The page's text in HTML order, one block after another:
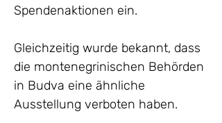
Spendenaktionen ein.
Gleichzeitig wurde bekannt, dass
die montenegrinischen Behörden
in Budva eine ähnliche
Ausstellung verboten haben.